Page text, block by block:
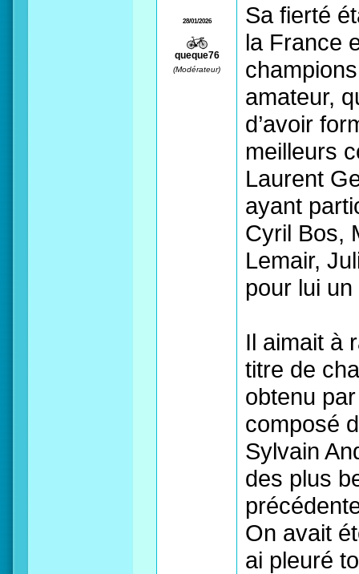
28/01/2026
queque76
(Modérateur)
Sa fierté
la France
amateur,
d’avoir
meilleurs
Laurent
ayant
Cyril Bos,
Lemair,
pour lui
Il aimait à
titre de
obtenu
composé
Sylvain
des plus
On avait
ai pleuré